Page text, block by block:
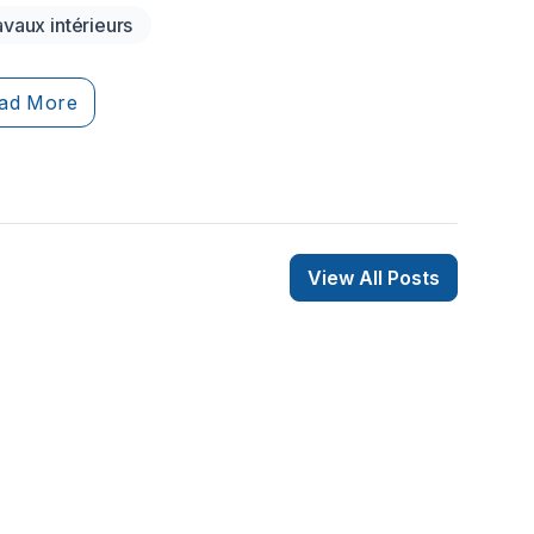
Découvrez pourquoi tant de personnes
intérieurs
More
View All Posts